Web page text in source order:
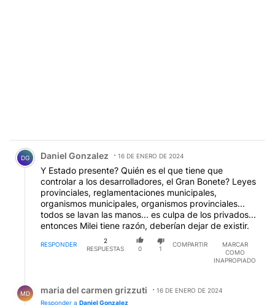
Comentario de Daniel Gonzalez.
DG Daniel Gonzalez 16 DE ENERO DE 2024
Y Estado presente? Quién es el que tiene que
controlar a los desarrolladores, el Gran Bonete? Leyes
provinciales, reglamentaciones municipales,
organismos municipales, organismos provinciales...
todos se lavan las manos... es culpa de los privados...
entonces Milei tiene razón, deberían dejar de existir.
RESPONDER
2
RESPUESTAS
0 1
COMPARTIR
MARCAR
COMO
INAPROPIADO
MD maria del carmen grizzuti
16 DE ENERO DE 2024
Responder a Daniel Gonzalez